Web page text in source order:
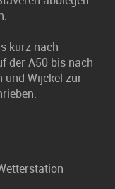
kurz nach
der A50 bis nach
und Wijckel zur